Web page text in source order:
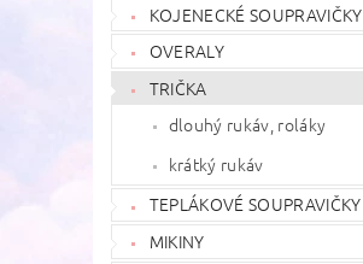
KOJENECKÉ SOUPRAVIČKY
OVERALY
TRIČKA
dlouhý rukáv, roláky
krátký rukáv
TEPLÁKOVÉ SOUPRAVIČKY
MIKINY